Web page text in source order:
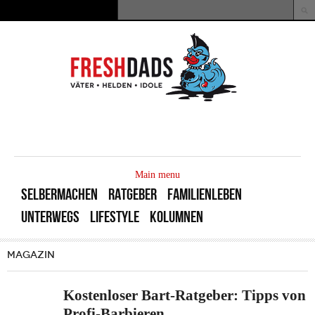
Suchformular
Main menu
SELBERMACHEN RATGEBER
FAMILIENLEBEN
UNTERWEGS
LIFESTYLE KOLUMNEN
MAGAZIN
Kostenloser Bart-Ratgeber: Tipps von